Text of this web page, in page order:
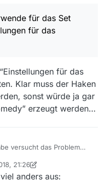
für das Set
für das
für das
Klar muss der Haken
sonst würde ja gar
erzeugt werden…
versucht das Problem
Da werden
im Dateiname die
“Speichern” folgende
21:26
anders aus: